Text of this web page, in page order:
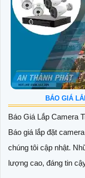
BÁO GIÁ
Báo Giá Lắp Camera
Báo giá lắp đặt
chúng tôi cập nhật.
lượng cao, đáng tin